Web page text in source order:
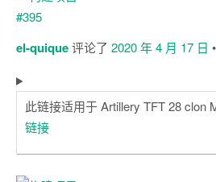
el-quique评论了 2020 年 4 月 17 日 •
此链接适用于 Artillery TFT 28 clon
链接